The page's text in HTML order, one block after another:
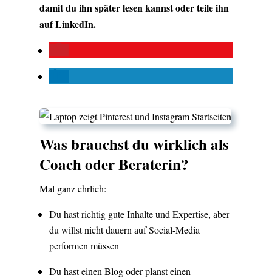
damit du ihn später lesen kannst oder teile ihn
auf LinkedIn.
Was brauchst du wirklich als
Coach oder Beraterin?
Mal ganz ehrlich:
Du hast richtig gute Inhalte und Expertise, aber
du willst nicht dauern auf Social-Media
performen müssen
Du hast einen Blog oder planst einen